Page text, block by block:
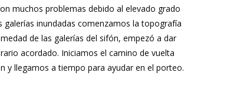
muchos problemas debido al elevado grado
inundadas comenzamos la topografía
de las galerías del sifón, empezó a dar
acordado. Iniciamos el camino de vuelta
y llegamos a tiempo para ayudar en el porteo.